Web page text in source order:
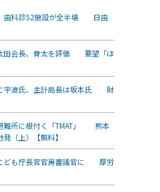
歯科診52施設が全半壊 日歯
田会長、骨太を評価 要望「ほ
宇波氏、主計局長は坂本氏 財
難所に根付く「TMAT」 熊本
（上）【無料】
ども庁長官官房審議官に 厚労